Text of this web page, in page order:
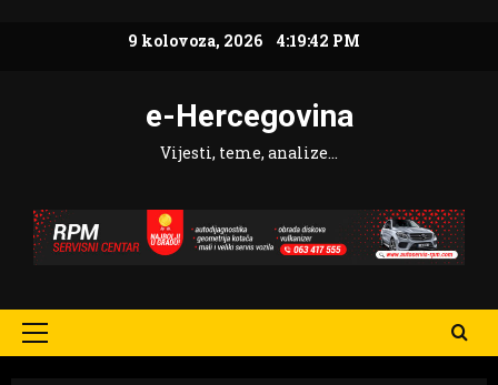
9 kolovoza, 2026 4:19:43 PM
e-Hercegovina
Vijesti, teme, analize…
Primary